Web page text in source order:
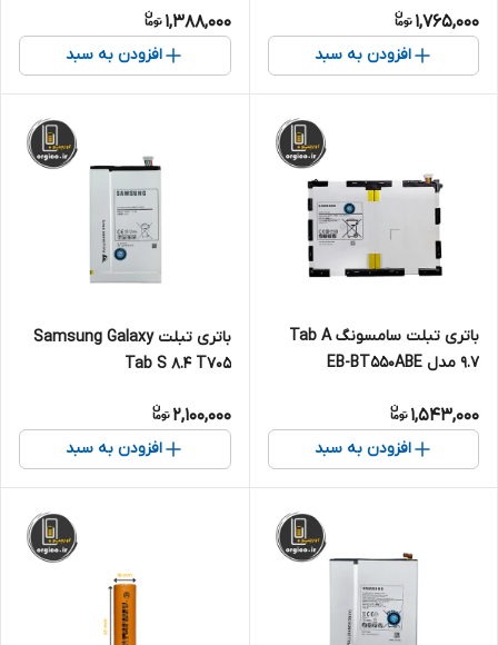
1,765,000
افزودن به سبد
1,388,000
افزودن به سبد
باتری تبلت سامسونگ Tab A
9.7 مدل EB-BT550ABE
1,543,000
افزودن به سبد
باتری تبلت Samsung Galaxy
Tab S 8.4 T705
2,100,000
افزودن به سبد